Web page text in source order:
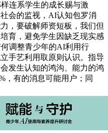
连系学生的成长赐与激
会的监视，AI认知包罗消
，要破解师资短板，我们但
育，避免学生因缺乏现实感
调整青少年的AI利用行
手艺利用取原则认识。指导
发生认知的鸿沟、能力的鸿
，有的消息可能用户；同